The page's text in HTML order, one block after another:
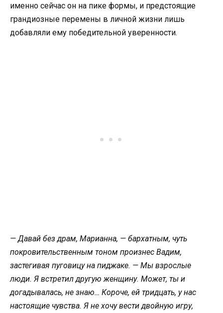
именно сейчас он на пике формы, и предстоящие
грандиозные перемены в личной жизни лишь
добавляли ему победительной уверенности.
— Давай без драм, Марианна, — бархатным, чуть
покровительственным тоном произнес Вадим,
застегивая пуговицу на пиджаке. — Мы взрослые
люди. Я встретил другую женщину. Может, ты и
догадывалась, не знаю… Короче, ей тридцать, у нас
настоящие чувства. Я не хочу вести двойную игру,